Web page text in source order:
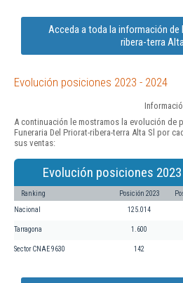
Acceda a toda la información de
ribera-terra
Evolución posiciones 2023 - 2024
A continuación le mostramos la evolución de
Funeraria Del Priorat-ribera-terra Alta Sl por
sus ventas:
Evolución posiciones
Ranking Posición 2023
Nacional 125.014
Tarragona 1.600
Sector CNAE 9630 142